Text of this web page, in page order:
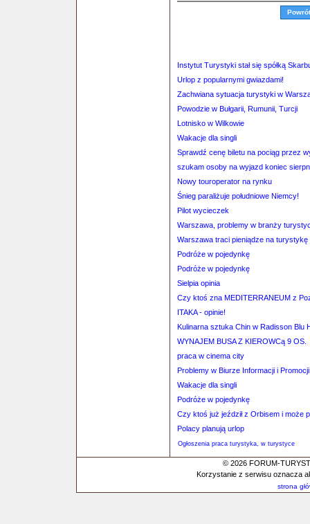
Instytut Turystyki stał się spółką
Urlop z popularnymi gwiazdami!
Zachwiana sytuacja turystyki w
Powodzie w Bułgarii, Rumunii, Turcji
Lotnisko w Wilkowie
Wakacje dla singli
Sprawdź cenę biletu na pociąg przez
szukam osoby na wyjazd koniec
Nowy touroperator na rynku
Śnieg paraliżuje południowe Niemcy!
Pilot wycieczek
Warszawa, problemy w branży
Warszawa traci pieniądze na turystykę
Podróże w pojedynkę
Podróże w pojedynkę
Sielpia opinia
Czy ktoś zna MEDITERRANEUM z
ITAKA - opinie!
Kulinarna sztuka Chin w Radisson Blu
WYNAJEM BUSA Z KIEROWCą 9 OS.
praca w cinema city
Problemy w Biurze Informacji i
Wakacje dla singli
Podróże w pojedynkę
Czy ktoś już jeździł z Orbisem i może
Polacy planują urlop
Ogłoszenia praca turystyka, w turystyce
© 2026 FORUM-
Korzystanie z serwisu oznacza
strona